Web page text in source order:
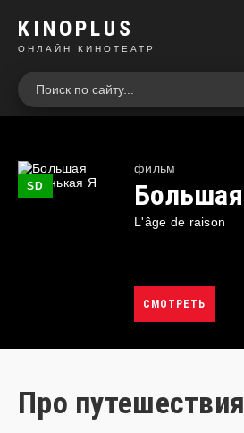
KINOPLUS
ОНЛАЙН КИНОТЕАТР
SD
фильм
L'âge de raison
Про путешествия